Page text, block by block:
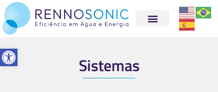
Abrir a barra de ferramentas
Sistemas